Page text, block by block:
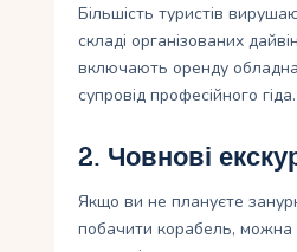
Більшість туристів
складі організованих
включають оренду
супровід професійного гіда.
2. Човнові
Якщо ви не плануєте
побачити корабель,